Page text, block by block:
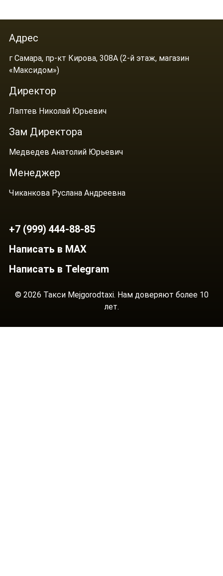
Адрес
г Самара, пр-кт Кирова, 308А (2-й этаж, магазин
«Максидом»)
Директор
Лаптев Николай Юрьевич
Зам Директора
Медведев Анатолий Юрьевич
Менеджер
Чиканкова Руслана Андреевна
+7 (999) 444-88-85
Написать в MAX
Написать в Telegram
© 2026 Такси Mejgorodtaxi. Нам доверяют более 10
лет.